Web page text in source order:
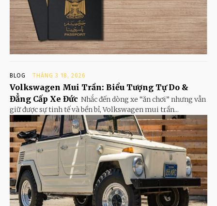
BLOG THÁNG 3 18, 2026
Volkswagen Mui Trần: Biểu Tượng Tự Do &
Đẳng Cấp Xe Đức Nhắc đến dòng xe “ăn chơi” nhưng vẫn
giữ được sự tinh tế và bền bỉ, Volkswagen mui trần...